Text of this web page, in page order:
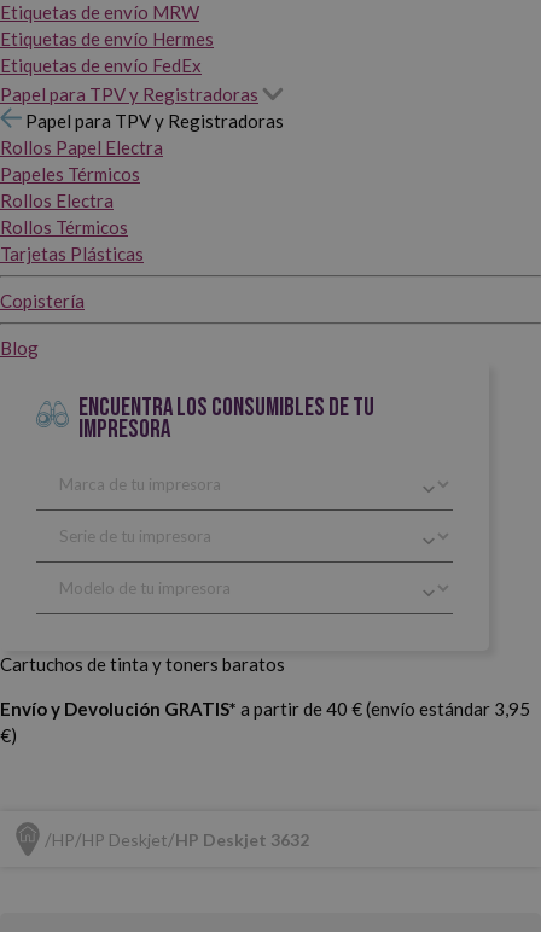
Etiquetas de envío MRW
Etiquetas de envío Hermes
Etiquetas de envío FedEx
Papel para TPV y Registradoras
Papel para TPV y Registradoras
Rollos Papel Electra
Papeles Térmicos
Rollos Electra
Rollos Térmicos
Tarjetas Plásticas
Copistería
Blog
ENCUENTRA LOS CONSUMIBLES DE TU
IMPRESORA
Cartuchos de tinta y toners baratos
Envío y Devolución GRATIS* a partir de 40 € (envío estándar 3,95
€)
HP HP Deskjet HP Deskjet 3632